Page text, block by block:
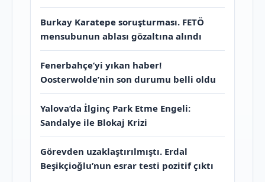
Burkay Karatepe soruşturması. FETÖ
mensubunun ablası gözaltına alındı
Fenerbahçe’yi yıkan haber!
Oosterwolde’nin son durumu belli oldu
Yalova’da İlginç Park Etme Engeli:
Sandalye ile Blokaj Krizi
Görevden uzaklaştırılmıştı. Erdal
Beşikçioğlu’nun esrar testi pozitif çıktı